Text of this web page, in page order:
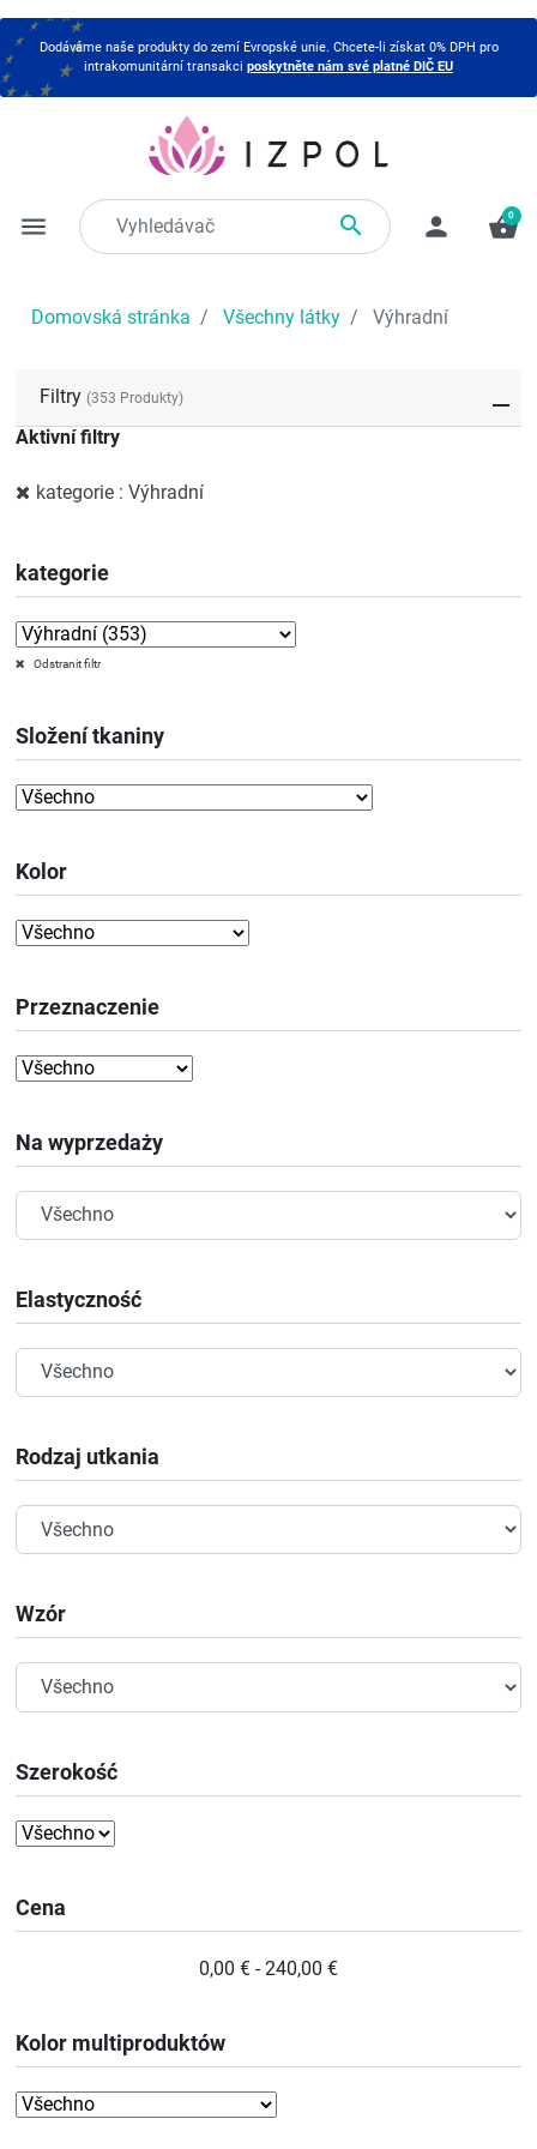
Dodáváme naše produkty do zemí Evropské unie. Chcete-li získat 0% DPH pro
intrakomunitární transakci poskytněte nám své platné DIČ EU
menu  person shopping_basket
0
Domovská stránka Všechny látky Výhradní
Filtry (353 Produkty)
Aktivní filtry
kategorie : Výhradní
kategorie
Odstranit filtr
Složení tkaniny
Kolor
Przeznaczenie
Na wyprzedaży
Elastyczność
Rodzaj utkania
Wzór
Szerokość
Cena
0,00 € - 240,00 €
Kolor multiproduktów